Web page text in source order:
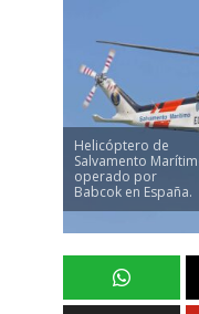
Helicóptero de
Salvamento
operado por
Babcok en España.